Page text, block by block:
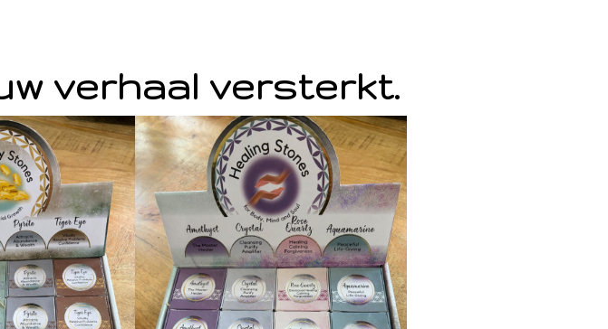
verhaal versterkt.